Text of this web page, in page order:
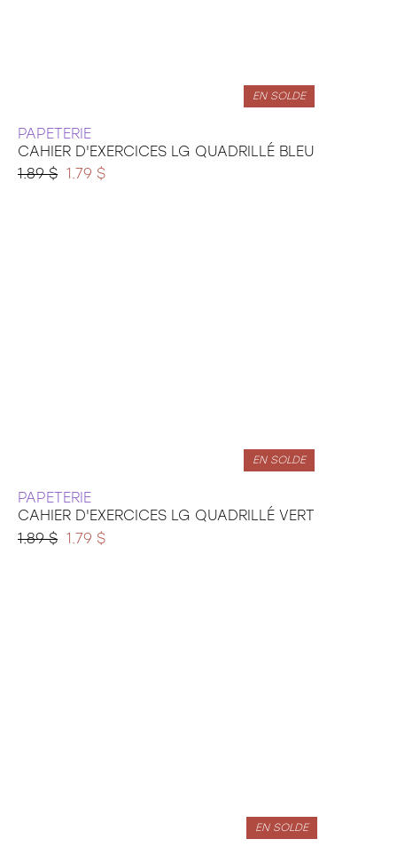
EN SOLDE
PAPETERIE
CAHIER D'EXERCICES LG QUADRILLÉ BLEU
1.89 $ 1.79 $
EN SOLDE
PAPETERIE
CAHIER D'EXERCICES LG QUADRILLÉ VERT
1.89 $ 1.79 $
EN SOLDE